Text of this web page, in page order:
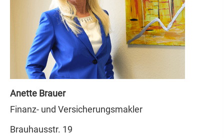
Anette Brauer
Finanz- und Ver­sicherungs­makler
Brauhausstr. 19